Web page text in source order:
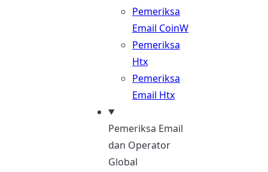
Pemeriksa
Email CoinW
Pemeriksa
Htx
Pemeriksa
Email Htx
Pemeriksa Email
dan Operator
Global